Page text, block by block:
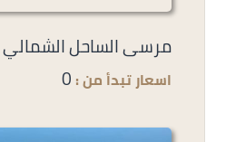
مرسى الساحل الشمالي
اسعار تبدأ من : 0